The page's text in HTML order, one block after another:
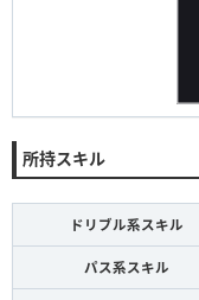
所持スキル
ドリブル系スキル
パス系スキル